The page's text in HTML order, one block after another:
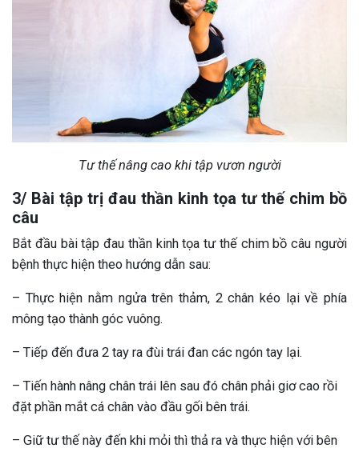
Tư thế nâng cao khi tập vươn người
3/ Bài tập trị đau thần kinh tọa tư thế chim bồ
câu
Bắt đầu bài tập đau thần kinh tọa tư thế chim bồ câu người
bệnh thực hiện theo hướng dẫn sau:
– Thực hiện nằm ngửa trên thảm, 2 chân kéo lại về phía
mông tạo thành góc vuông.
– Tiếp đến đưa 2 tay ra đùi trái đan các ngón tay lại.
– Tiến hành nâng chân trái lên sau đó chân phải giơ cao rồi
đặt phần mắt cá chân vào đầu gối bên trái.
– Giữ tư thế này đến khi mỏi thì thả ra và thực hiện với bên